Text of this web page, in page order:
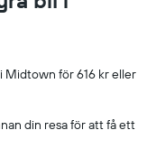
Midtown för 616 kr eller
din resa för att få ett